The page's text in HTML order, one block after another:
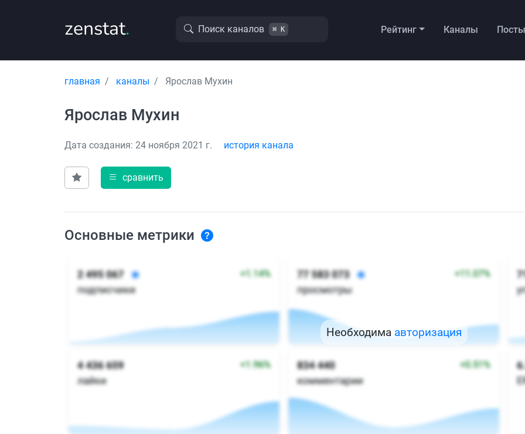
zenstat. Поиск каналов ⌘ K Рейтинг Каналы Посты
главная каналы Ярослав Мухин
Ярослав Мухин
Дата создания: 24 ноября 2021 г. история канала
сравнить
Основные метрики
Необходима авторизация